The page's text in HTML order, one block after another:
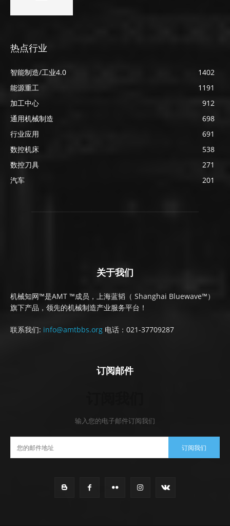
热点行业
智能制造/工业4.0
1402
能源重工
1191
加工中心
912
通用机械制造
698
行业应用
691
数控机床
538
数控刀具
271
汽车
201
关于我们
机械知网™是AMT ™成员，上海蓝韬（ Shanghai Bluewave™）
旗下产品，领先的机械制造产业服务平台！
联系我们: info@amtbbs.org 电话：021-37709287
订阅邮件
输入您的电子邮件订阅我们
订阅我们